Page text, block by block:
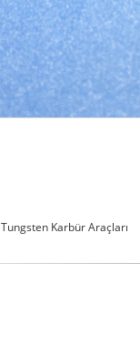
Tungsten Karbür Araçları